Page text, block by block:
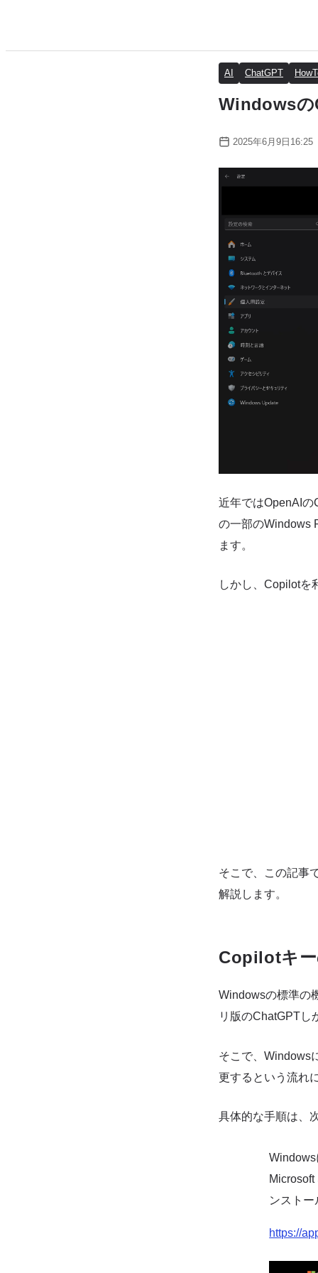
AI ChatGPT
Windowsの
2025年6月9日16:25
近年ではOpenAI
の一部のWindows
ます。
しかし、Copilotを
そこで、この記事
解説します。
Copilotキー
Windowsの標準の
リ版のChatGPTし
そこで、Windows
更するという流れ
具体的な手順は、
ンスト
https://